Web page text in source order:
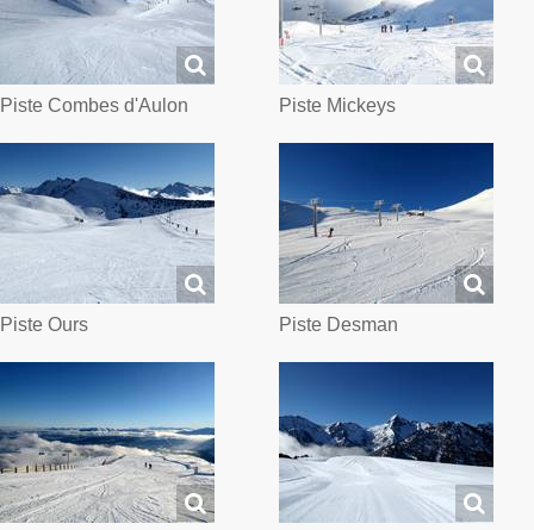
Piste Combes d'Aulon Piste Mickeys
Piste Ours Piste Desman